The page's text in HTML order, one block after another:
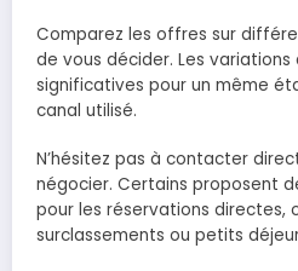
Comparez les offres sur
de vous décider. Les
significatives pour un même
canal utilisé.
N’hésitez pas à contacter
négocier. Certains proposent
pour les réservations directes,
surclassements ou petits